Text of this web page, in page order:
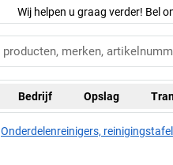
Wij helpen u graag verder! Bel
Bedrijf Opslag
Onderdelenreinigers,